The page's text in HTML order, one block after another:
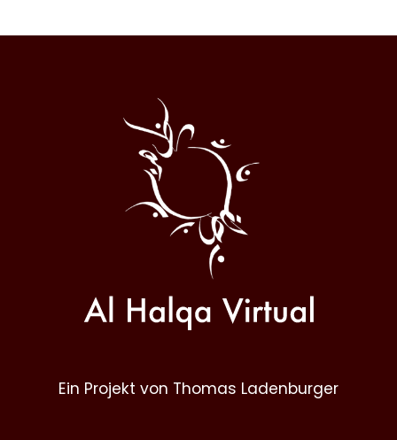
Halqa
Ein Projekt von Thomas Ladenburger